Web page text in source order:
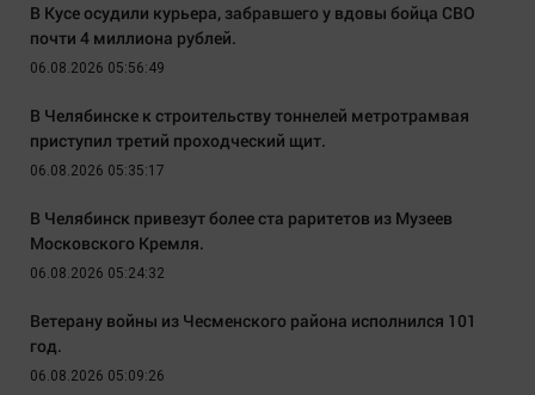
В Кусе осудили курьера, забравшего у вдовы бойца СВО
почти 4 миллиона рублей.
06.08.2026 05:56:49
В Челябинске к строительству тоннелей метротрамвая
приступил третий проходческий щит.
06.08.2026 05:35:17
В Челябинск привезут более ста раритетов из Музеев
Московского Кремля.
06.08.2026 05:24:32
Ветерану войны из Чесменского района исполнился 101
год.
06.08.2026 05:09:26